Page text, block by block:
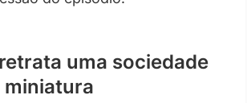
uma sociedade
miniatura